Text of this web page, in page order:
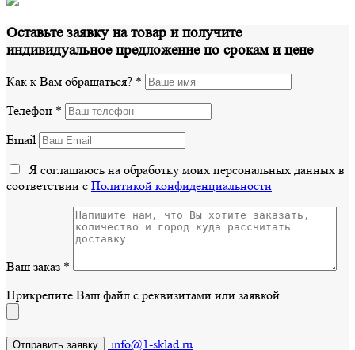
Оставьте заявку на товар и получите
индивидуальное предложение по срокам и цене
Как к Вам обращаться? *
Телефон *
Email
Я соглашаюсь на обработку моих персональных данных в
соответствии с Политикой конфиденциальности
Ваш заказ *
Прикрепите Ваш файл с реквизитами или заявкой
info@1-sklad.ru